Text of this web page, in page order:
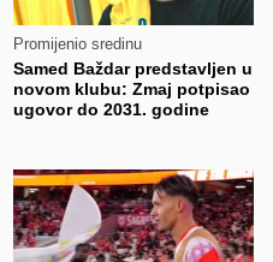
Promijenio sredinu
Samed Baždar predstavljen u
novom klubu: Zmaj potpisao
ugovor do 2031. godine